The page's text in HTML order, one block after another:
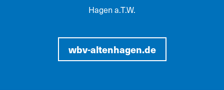
Hagen a.T.W.
wbv-altenhagen.de